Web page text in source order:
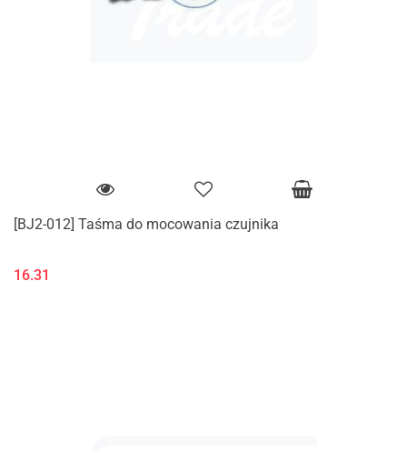
[BJ2-012] Taśma do mocowania czujnika
16.31